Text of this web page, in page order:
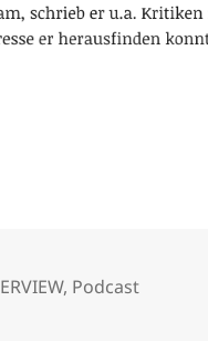
, Podcast